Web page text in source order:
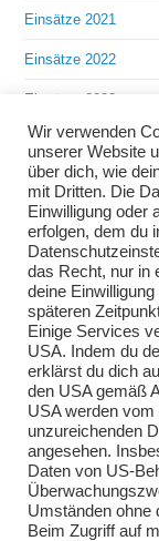
Einsätze 2021
Einsätze 2022
Einsätze 2023
Einsätze 2024
Einsätze 2025
Übungen 2018
Übungen 2019
Übungen 2020
Übungen 2021
Übungen 2022
Übungen 2023
Übungen 2024
Übungen 2025
Wir verwenden
unserer Website
über dich, wie
mit Dritten. Die
Einwilligung oder
erfolgen, dem du
das Recht, nur in
deine
späteren
Einige Services
USA. Indem du
erklärst du dich
den USA gemäß
USA werden
unzureichenden
angesehen.
Daten von US-
Umständen ohne
Beim Zugriff auf